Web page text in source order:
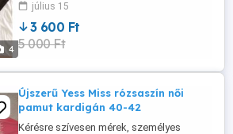
4
július 15
3 600 Ft
5 000 Ft
Újszerű Yess Miss rózsaszín női
pamut kardigán 40-42
Kérésre szívesen mérek, személyes